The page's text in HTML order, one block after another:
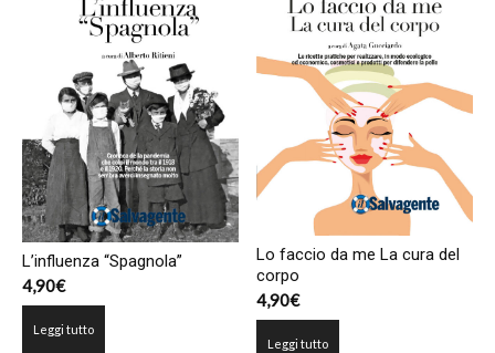
L’influenza “Spagnola”
4,90€
Leggi tutto
Lo faccio da me La cura del
corpo
4,90€
Leggi tutto